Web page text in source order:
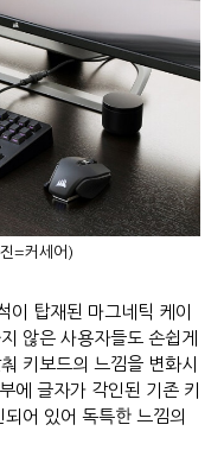
=커세어)
이 탑재된 마그네틱 케이
않은 사용자들도 손쉽게
키보드의 느낌을 변화시
에 글자가 각인된 기존 키
어 있어 독특한 느낌의